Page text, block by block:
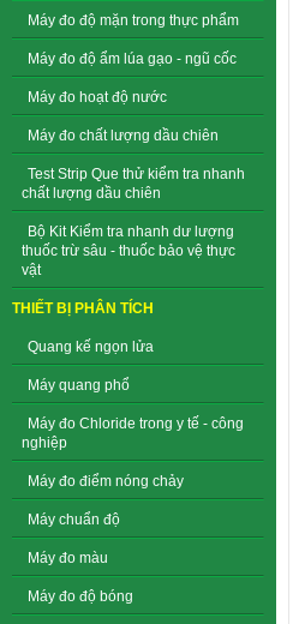
Máy đo độ mặn trong thực phẩm
Máy đo độ ẩm lúa gạo - ngũ cốc
Máy đo hoạt độ nước
Máy đo chất lượng dầu chiên
Test Strip Que thử kiểm tra nhanh
chất lượng dầu chiên
Bộ Kit Kiểm tra nhanh dư lượng
thuốc trừ sâu - thuốc bảo vệ thực
vật
THIẾT BỊ PHÂN TÍCH
Quang kế ngọn lửa
Máy quang phổ
Máy đo Chloride trong y tế - công
nghiệp
Máy đo điểm nóng chảy
Máy chuẩn độ
Máy đo màu
Máy đo độ bóng